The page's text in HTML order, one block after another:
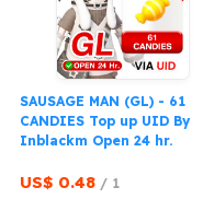
SAUSAGE MAN (GL) - 61
CANDIES Top up UID By
Inblackm Open 24 hr.
US$ 0.48 1